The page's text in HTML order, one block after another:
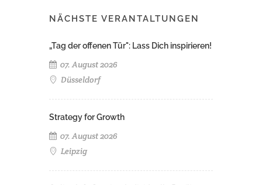
NÄCHSTE VERANTALTUNGEN
„Tag der offenen Tür": Lass Dich inspirieren!
07. August 2026
Düsseldorf
Strategy for Growth
07. August 2026
Leipzig